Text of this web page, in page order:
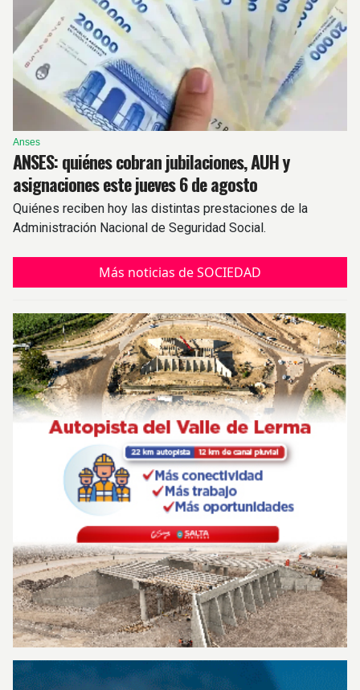
Anses
ANSES: quiénes cobran jubilaciones, AUH y
asignaciones este jueves 6 de agosto
Quiénes reciben hoy las distintas prestaciones de la
Administración Nacional de Seguridad Social.
Más noticias de SOCIEDAD